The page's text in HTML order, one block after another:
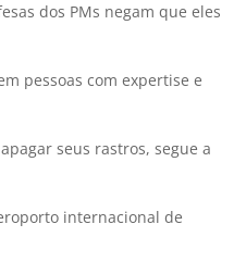
dos PMs negam que eles
pessoas com expertise e
seus rastros, segue a
internacional de